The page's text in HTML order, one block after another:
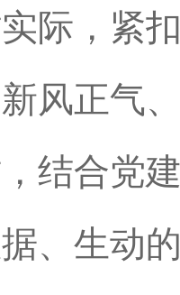
际，紧
风正气
结合党
、生动